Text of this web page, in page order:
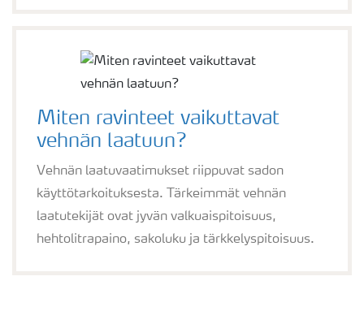
Miten ravinteet vaikuttavat
vehnän laatuun?
Vehnän laatuvaatimukset riippuvat sadon
käyttötarkoituksesta. Tärkeimmät vehnän
laatutekijät ovat jyvän valkuaispitoisuus,
hehtolitrapaino, sakoluku ja tärkkelyspitoisuus.